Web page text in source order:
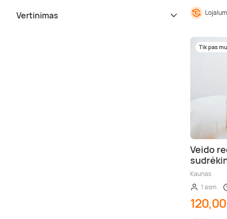
Vertinimas
Tik pas
Veido
Kaunas
1 asm.